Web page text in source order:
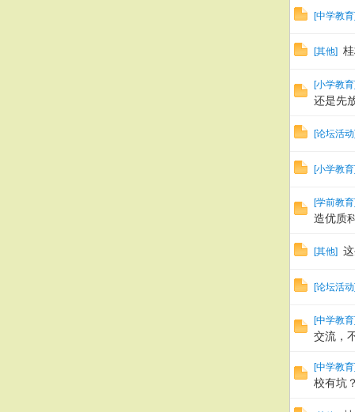
[中学教育
[其他]
[小学教育
还是先
[论坛活动
[小学教育
[学前教育
造优质
[其他]
[论坛活动
[中学教育
交流，
[中学教育
校有坑